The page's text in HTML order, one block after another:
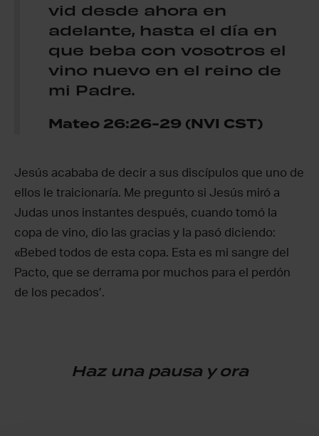
vid desde ahora en
adelante, hasta el día en
que beba con vosotros el
vino nuevo en el reino de
mi Padre.
Mateo 26:26-29 (NVI CST)
Jesús acababa de decir a sus discípulos que uno de
ellos le traicionaría. Me pregunto si Jesús miró a
Judas unos instantes después, cuando tomó la
copa de vino, dio las gracias y la pasó diciendo:
«Bebed todos de esta copa. Esta es mi sangre del
Pacto, que se derrama por muchos para el perdón
de los pecados’.
Haz una pausa y ora